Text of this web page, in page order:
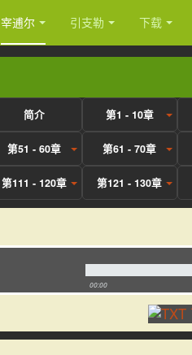
宰逋尔 引支勒 下载
简介 第1 - 10章
第51 - 60章 第61 - 70章
第111 - 120章 第121 - 130章
00:00